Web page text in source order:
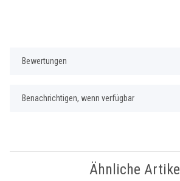
Bewertungen
Benachrichtigen, wenn verfügbar
Ähnliche Artikel